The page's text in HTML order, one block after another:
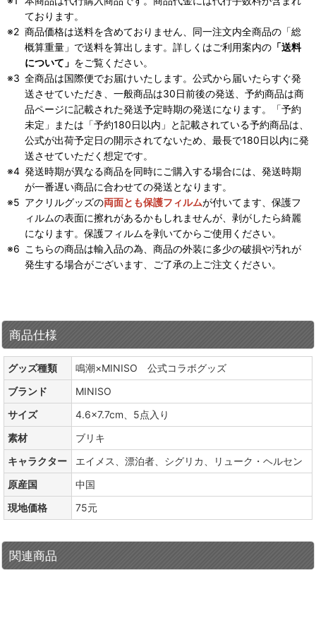
ております。
商品価格は送料を含めておりません、同一注文内全商品の「総
概算重量」で送料を算出します。詳しくはご利用案内の 「送料
について」 をご覧ください。
全商品は国際便でお届けいたします。公式から届いたらすぐ発
送させていただき、一般商品は30日前後の発送、予約商品は商
品ページに記載された発送予定時期の発送になります。「予約
未定」または「予約180日以内」と記載されている予約商品は、
公式が出荷予定日の開示されてないため、最長で180日以内に発
送させていただく想定です。
発送時期が異なる商品を同時にご購入する場合には、発送時期
が一番遅い商品に合わせての発送となります。
アクリルグッズの両面とも保護フィルムが付いてます、保護フ
ィルムの表面に擦れがあるかもしれませんが、剥がしたら綺麗
になります。保護フィルムを剥いてからご使用ください。
こちらの商品は輸入品の為、商品の外装に多少の破損や汚れが
発生する場合がございます、ご了承の上ご注文ください。
商品仕様
グッズ種類
鳴潮×MINISO 公式コラボグッズ
ブランド
MINISO
サイズ
4.6×7.7cm、5点入り
素材
ブリキ
キャラクター
エイメス、漂泊者、シグリカ、リューク・ヘルセン
原産国
中国
現地価格
75元
関連商品